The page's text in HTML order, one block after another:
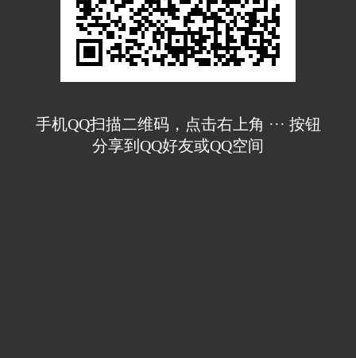
手机QQ扫描二维码，点击右上角 ··· 按钮
分享到QQ好友或QQ空间